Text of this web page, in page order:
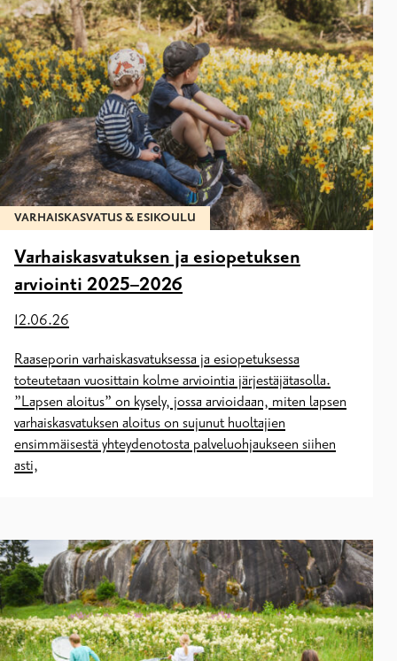
VARHAISKASVATUS & ESIKOULU
Varhaiskasvatuksen ja esiopetuksen
arviointi 2025–2026
12.06.26
Raaseporin varhaiskasvatuksessa ja esiopetuksessa
toteutetaan vuosittain kolme arviointia järjestäjätasolla.
”Lapsen aloitus” on kysely, jossa arvioidaan, miten lapsen
varhaiskasvatuksen aloitus on sujunut huoltajien
ensimmäisestä yhteydenotosta palveluohjaukseen siihen
asti,